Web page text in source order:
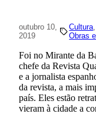
outubro 10,
2019
Cultura
Obras
Foi no Mirante da
chefe da Revista
e a jornalista
da revista, a mais
país. Eles estão
vieram à cidade a